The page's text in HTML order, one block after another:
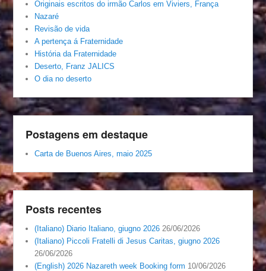
Originais escritos do irmão Carlos em Viviers, França
Nazaré
Revisão de vida
A pertença á Fraternidade
História da Fraternidade
Deserto, Franz JALICS
O dia no deserto
Postagens em destaque
Carta de Buenos Aires, maio 2025
Posts recentes
(Italiano) Diario Italiano, giugno 2026 26/06/2026
(Italiano) Piccoli Fratelli di Jesus Caritas, giugno 2026
26/06/2026
(English) 2026 Nazareth week Booking form 10/06/2026